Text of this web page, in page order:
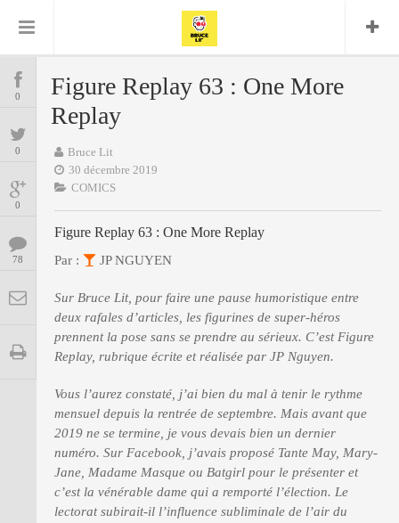
COMICS
MANGAS
BD
ENCYCLOPEGEEK
CINE-SERIES-ANIME
MUSIQUE
LA BRUCE TEAM : SAISON 13
PRESSE
0
0
0
78
Figure Replay 63 : One More
Replay
Bruce Lit
30 décembre 2019
COMICS
Figure Replay 63 : One More Replay
Par : JP NGUYEN
Sur Bruce Lit, pour faire une pause humoristique entre
deux rafales d’articles, les figurines de super-héros
prennent la pose sans se prendre au sérieux. C’est Figure
Replay, rubrique écrite et réalisée par JP Nguyen.
Vous l’aurez constaté, j’ai bien du mal à tenir le rythme
mensuel depuis la rentrée de septembre. Mais avant que
2019 ne se termine, je vous devais bien un dernier
numéro. Sur Facebook, j’avais proposé Tante May, Mary-
Jane, Madame Masque ou Batgirl pour le présenter et
c’est la vénérable dame qui a remporté l’élection. Le
lectorat subirait-il l’influence subliminale de l’air du
Comics
Daredevil Dark Horse
Delcourt Eddy Vanleffe
Edwige
Encyclopegeek
Replay
Glénat Graphic Novel
Independants JB Vu Van
JP
Nguyen
Marvel Mattie boy Musique
Panini Patrick Faivre Presse
Présence Punisher Rock Semic
Special Guest Spidey Superman Teamup
Tornado Urban Vertigo xmen